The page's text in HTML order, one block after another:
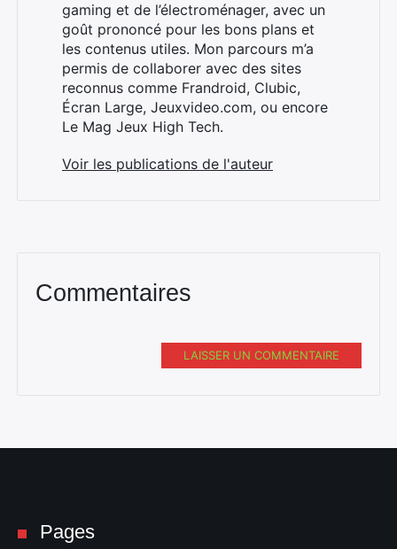
gaming et de l’électroménager, avec un
goût prononcé pour les bons plans et
les contenus utiles. Mon parcours m’a
permis de collaborer avec des sites
reconnus comme Frandroid, Clubic,
Écran Large, Jeuxvideo.com, ou encore
Le Mag Jeux High Tech.
Voir les publications de l'auteur
Commentaires
LAISSER UN COMMENTAIRE
Pages
Rechercher